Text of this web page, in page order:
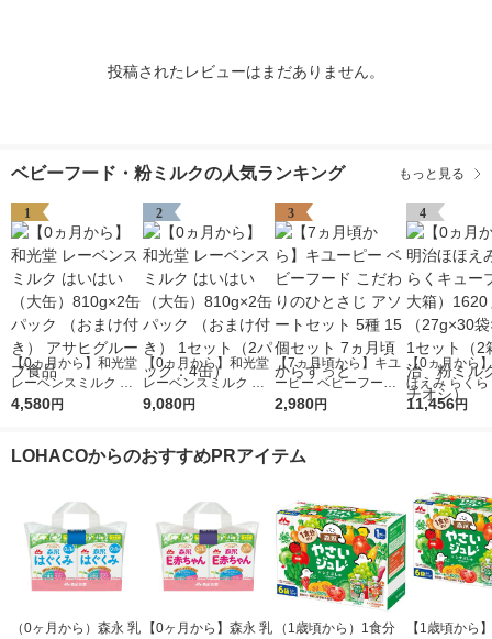
投稿されたレビューはまだありません。
ベビーフード・粉ミルクの人気ランキング もっと見る
1
【0ヵ月から】和光堂
レーベンスミルク は
いはい（大缶）810g×
食品
4,580円
2
【0ヵ月から】和光堂
レーベンスミルク は
いはい（大缶）810g×
ク：4缶）
9,080円
3
【7ヵ月頃から】キユ
ーピー ベビーフード
こだわりのひとさじ
らずっと
2,980円
4
【0ヵ月から
ほえみ らくら
ーブ（特大箱
11,456円
LOHACOからのおすすめPRアイテム
（0ヶ月から）森永 乳
【0ヶ月から】森永 乳
（1歳頃から）1食分
【1歳頃から